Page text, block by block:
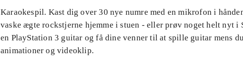
Karaokespil. Kast dig over 30 nye numre med en mikrofon i
vaske ægte rockstjerne hjemme i stuen - eller prøv noget helt nyt i
en PlayStation 3 guitar og få dine venner til at spille guitar mens
animationer og videoklip.